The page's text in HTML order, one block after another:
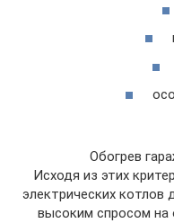
Обогрев
Исходя из этих
электрических котлов
высоким спросом на